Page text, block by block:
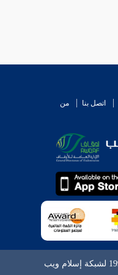
اتصل بنا
من